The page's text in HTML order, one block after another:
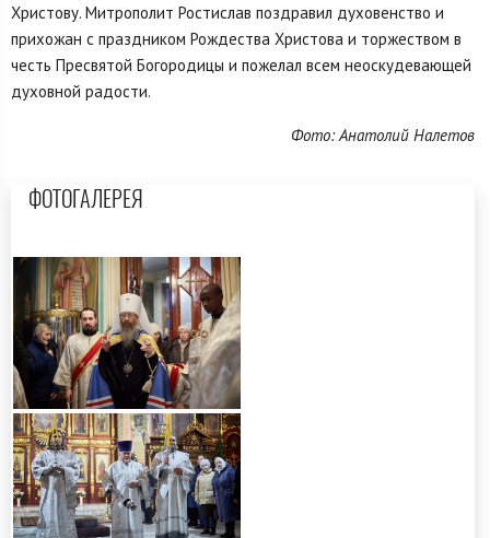
Христову. Митрополит Ростислав поздравил духовенство и
прихожан с праздником Рождества Христова и торжеством в
честь Пресвятой Богородицы и пожелал всем неоскудевающей
духовной радости.
Фото: Анатолий Налетов
ФОТОГАЛЕРЕЯ